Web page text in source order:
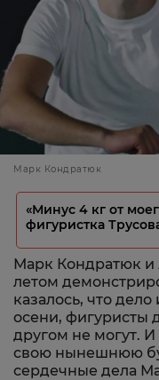
Марк Кондратюк
«Минус 4 кг от
фигуристка
Марк Кондратюк и
летом
казалось, что
осени, фигуристы
другом не могут.
свою нынешнюю
сердечные дела